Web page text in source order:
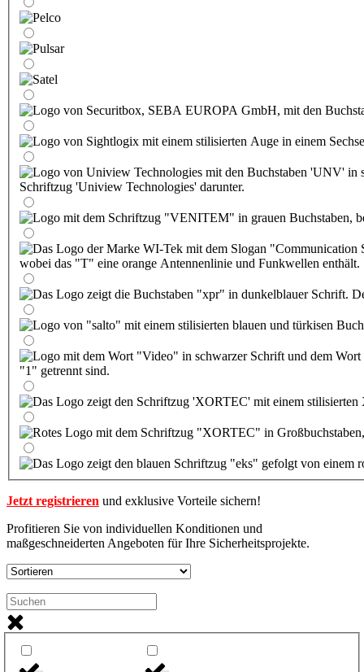
Jetzt registrieren und exklusive Vorteile sichern!
Profitieren Sie von individuellen Konditionen und
maßgeschneiderten Angeboten für Ihre Sicherheitsprojekte.